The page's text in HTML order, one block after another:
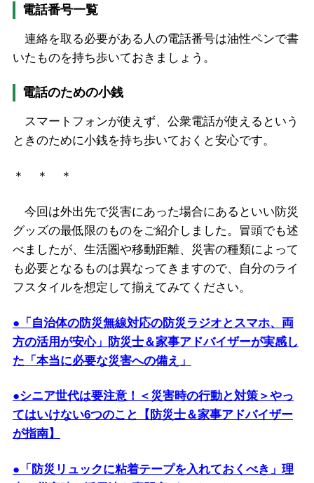
電話番号一覧
連絡を取る必要がある人の電話番号は油性ペンで書
いたものを持ち歩いておきましょう。
電話のための小銭
スマートフォンが使えず、公衆電話が使えるという
ときのために小銭を持ち歩いておくと安心です。
＊ ＊ ＊
今回は外出先で災害にあった場合にあるといい防災
グッズの最低限のものをご紹介しました。冒頭でも述
べましたが、生活圏や移動距離、災害の種類によって
も必要となるものは異なってきますので、自分のライ
フスタイルを想定して揃えてみてください。
●「自治体の防災無線対応の防災ラジオとスマホ、両
方の活用が安心」防災士＆家事アドバイザーが実感し
た「本当に必要な災害への備え」
●シニア世代は要注意！＜災害時の行動と対策＞やっ
てはいけない6つのこと【防災士＆家事アドバイザー
が指南】
●「防災リュックに粘着テープを入れておくべき」理